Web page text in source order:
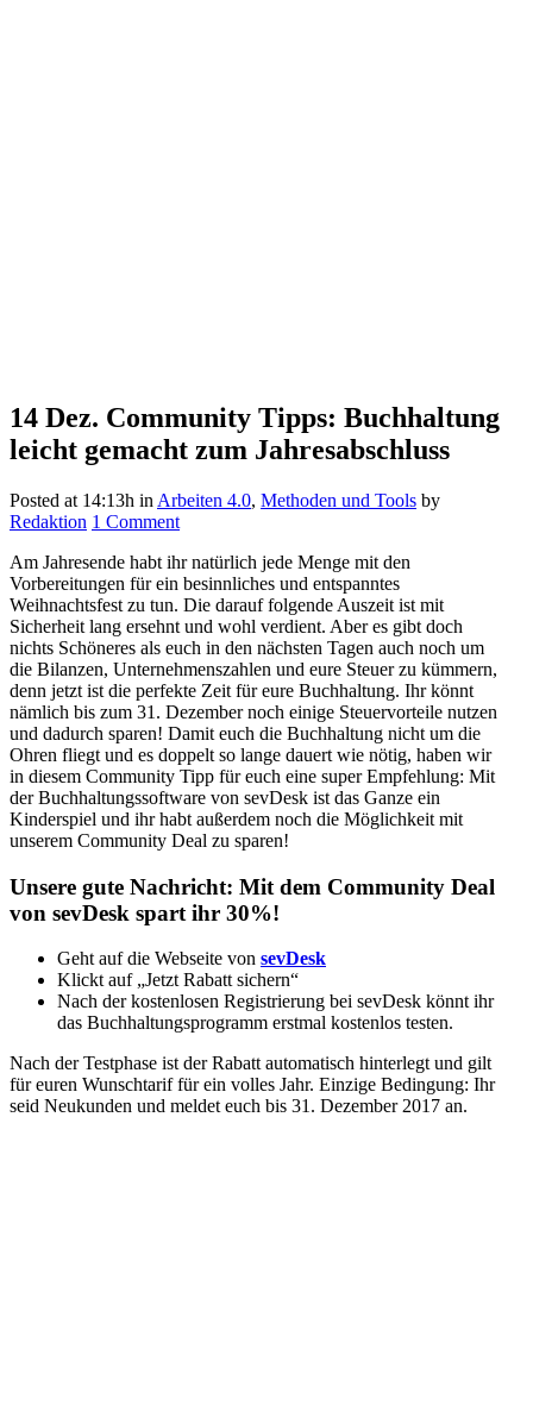
14 Dez. Community Tipps: Buchhaltung
leicht gemacht zum Jahresabschluss
Posted at 14:13h in Arbeiten 4.0, Methoden und Tools by
Redaktion 1 Comment
Am Jahresende habt ihr natürlich jede Menge mit den
Vorbereitungen für ein besinnliches und entspanntes
Weihnachtsfest zu tun. Die darauf folgende Auszeit ist mit
Sicherheit lang ersehnt und wohl verdient. Aber es gibt doch
nichts Schöneres als euch in den nächsten Tagen auch noch um
die Bilanzen, Unternehmenszahlen und eure Steuer zu kümmern,
denn jetzt ist die perfekte Zeit für eure Buchhaltung. Ihr könnt
nämlich bis zum 31. Dezember noch einige Steuervorteile nutzen
und dadurch sparen! Damit euch die Buchhaltung nicht um die
Ohren fliegt und es doppelt so lange dauert wie nötig, haben wir
in diesem Community Tipp für euch eine super Empfehlung: Mit
der Buchhaltungssoftware von sevDesk ist das Ganze ein
Kinderspiel und ihr habt außerdem noch die Möglichkeit mit
unserem Community Deal zu sparen!
Unsere gute Nachricht: Mit dem Community Deal
von sevDesk spart ihr 30%!
Geht auf die Webseite von sevDesk
Klickt auf „Jetzt Rabatt sichern“
Nach der kostenlosen Registrierung bei sevDesk könnt ihr
das Buchhaltungsprogramm erstmal kostenlos testen.
Nach der Testphase ist der Rabatt automatisch hinterlegt und gilt
für euren Wunschtarif für ein volles Jahr. Einzige Bedingung: Ihr
seid Neukunden und meldet euch bis 31. Dezember 2017 an.